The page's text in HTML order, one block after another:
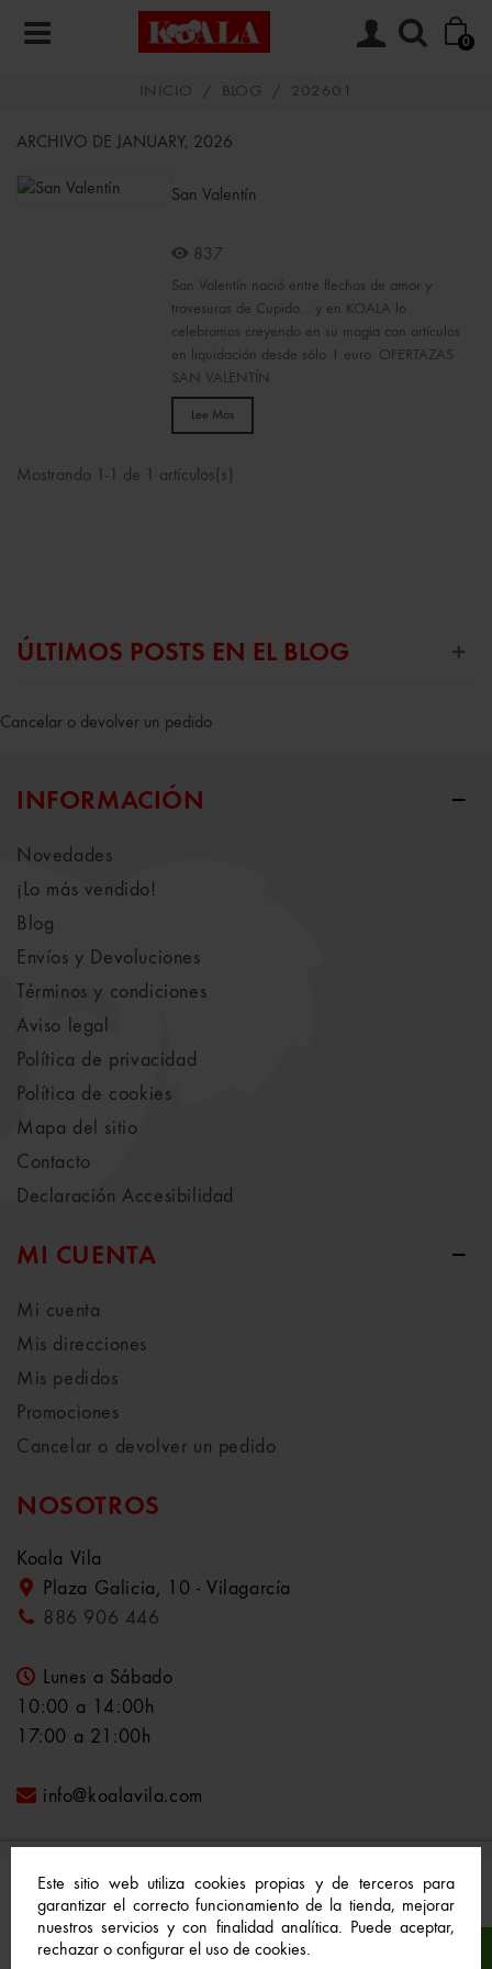
Este sitio web utiliza cookies propias y de terceros para
garantizar el correcto funcionamiento de la tienda, mejorar
nuestros servicios y con finalidad analítica. Puede aceptar,
rechazar o configurar el uso de cookies.
0
INICIO / BLOG / 202601
ARCHIVO DE JANUARY, 2026
San Valentín
837
San Valentín nació entre flechas de amor y
travesuras de Cupido… y en KOALA lo
celebramos creyendo en su magia con artículos
en liquidación desde sólo 1 euro. OFERTAZAS
SAN VALENTÍN
Lee Mas
Mostrando 1-1 de 1 artículos(s)
ÚLTIMOS POSTS EN EL BLOG
Cancelar o devolver un pedido
INFORMACIÓN
Novedades
¡Lo más vendido!
Blog
Envíos y Devoluciones
Términos y condiciones
Aviso legal
Política de privacidad
Política de cookies
Mapa del sitio
Contacto
Declaración Accesibilidad
MI CUENTA
Mi cuenta
Mis direcciones
Mis pedidos
Promociones
Cancelar o devolver un pedido
NOSOTROS
Koala Vila
Plaza Galicia, 10 - Vilagarcía
886 906 446
Lunes a Sábado
10:00 a 14:00h
17:00 a 21:00h
info@koalavila.com
© 2021-2022 Koala Vila™. Todos los derechos